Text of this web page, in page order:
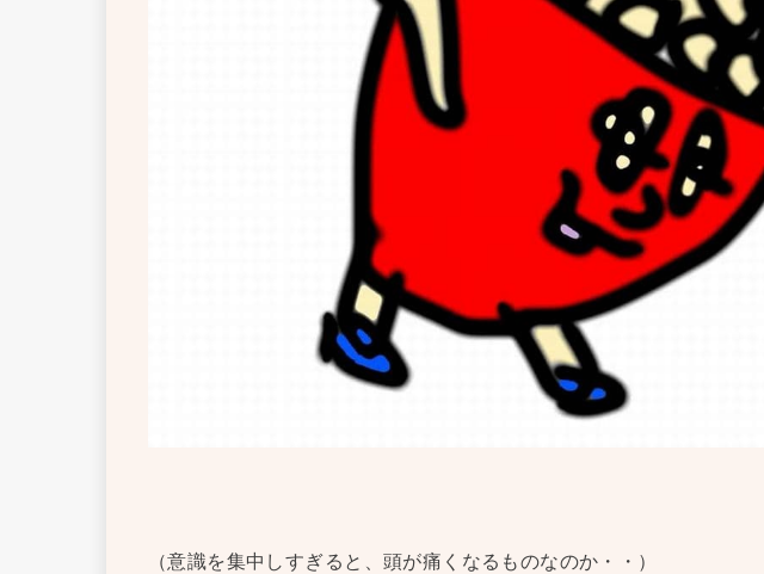
（意識を集中しすぎると、頭が痛くなるものなのか・・）